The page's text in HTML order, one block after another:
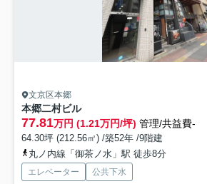
文京区本郷
本郷二村ビル
77.81万円 (1.21万円/坪) 管理/共益費-
64.30坪 (212.56㎡) /築52年 /9階建
丸ノ内線「御茶ノ水」駅 徒歩8分
エレベーター 公共下水